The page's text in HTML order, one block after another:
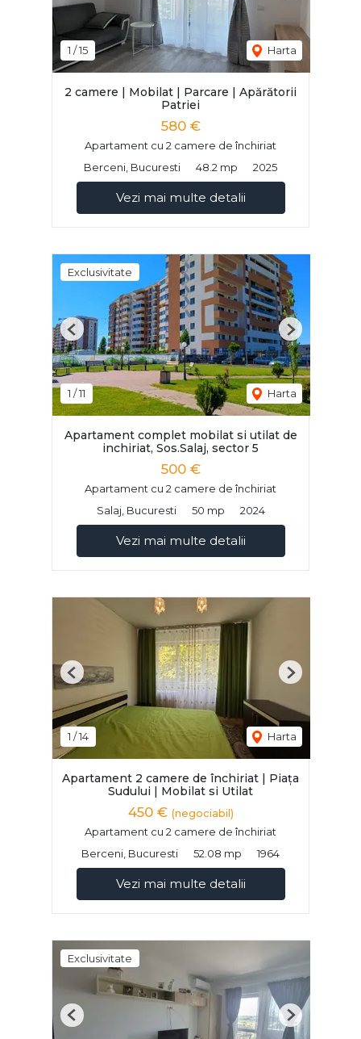
1 /15 Harta
2 camere | Mobilat | Parcare | Apărătorii
Patriei
580 €
Apartament cu 2 camere de închiriat
Berceni, Bucuresti
48.2 mp 2025
Vezi mai multe detalii
Exclusivitate
1 /11 Harta
Previous Next
Apartament complet mobilat si utilat de
inchiriat, Sos.Salaj, sector 5
500 €
Apartament cu 2 camere de închiriat
Salaj, Bucuresti
50 mp 2024
Vezi mai multe detalii
1 /14 Harta
Previous Next
Apartament 2 camere de închiriat | Piața
Sudului | Mobilat si Utilat
450 € (negociabil)
Apartament cu 2 camere de închiriat
Berceni, Bucuresti
52.08 mp 1964
Vezi mai multe detalii
Exclusivitate
Previous Next